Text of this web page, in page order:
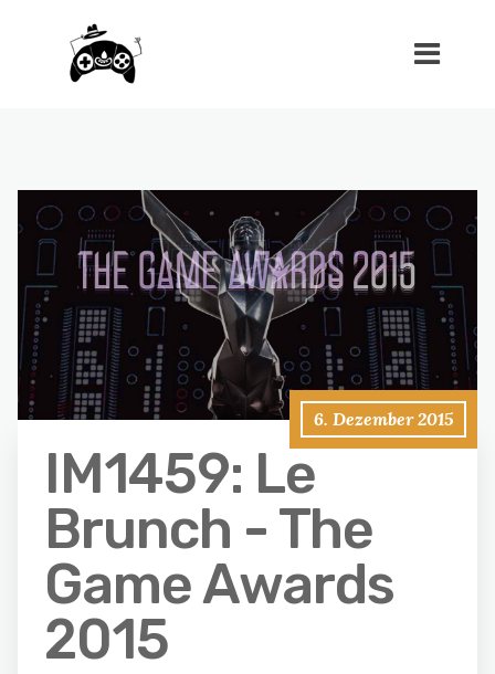
6. Dezember 2015
IM1459: Le
Brunch - The
Game Awards
2015